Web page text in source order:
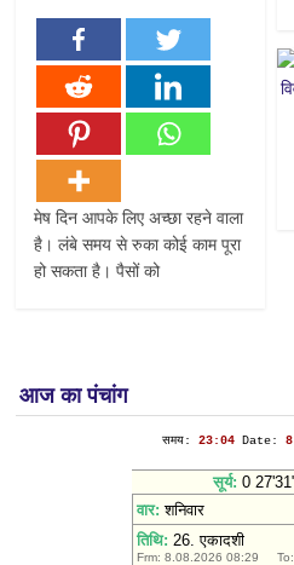
मेष दिन आपके लिए अच्छा रहने वाला
है। लंबे समय से रुका कोई काम पूरा
हो सकता है। पैसों को
आज का पंचांग